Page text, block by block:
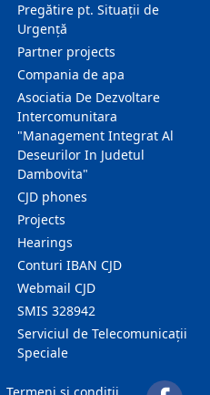
Pregătire pt. Situații de
Urgență
Partner projects
Compania de apa
Asociatia De Dezvoltare
Intercomunitara
"Management Integrat Al
Deseurilor In Judetul
Dambovita"
CJD phones
Projects
Hearings
Conturi IBAN CJD
Webmail CJD
SMIS 328942
Serviciul de Telecomunicații
Speciale